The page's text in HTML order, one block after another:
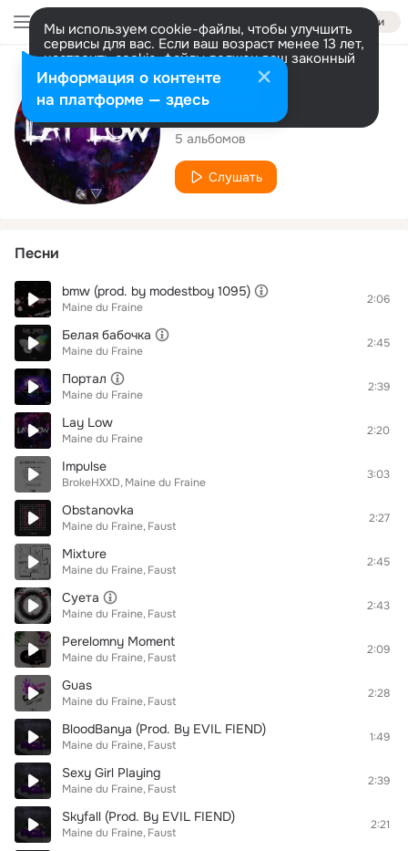
Войти
Мы используем cookie-файлы, чтобы улучшить
сервисы для вас. Если ваш возраст менее 13 лет,
настроить cookie-файлы должен ваш законный
представитель. Больше информации
Разрешить все Настроить
Исполнитель
Maine du Fraine
5 альбомов
Слушать
Песни
bmw (prod. by modestboy 1095)
Maine du Fraine
2:06
Белая бабочка
Maine du Fraine
2:45
Портал
Maine du Fraine
2:39
Lay Low
Maine du Fraine
2:20
Impulse
BrokeHXXD Maine du Fraine
3:03
Obstanovka
Maine du Fraine Faust
2:27
Mixture
Maine du Fraine Faust
2:45
Суета
Maine du Fraine Faust
2:43
Perelomny Moment
Maine du Fraine Faust
2:09
Guas
Maine du Fraine Faust
2:28
BloodBanya (Prod. By EVIL FIEND)
Maine du Fraine Faust
1:49
Sexy Girl Playing
Maine du Fraine Faust
2:39
Skyfall (Prod. By EVIL FIEND)
Maine du Fraine Faust
2:21
Информация о контенте
на платформе — здесь